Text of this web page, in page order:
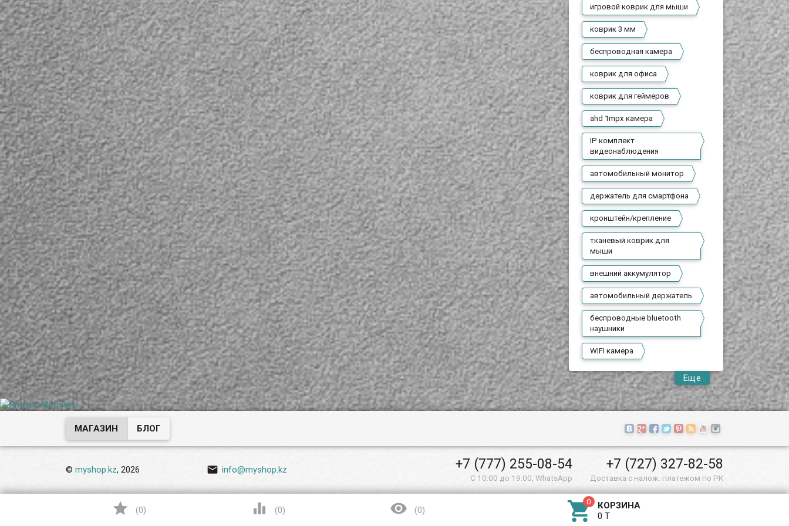
игровой коврик для мыши
коврик 3 мм
беспроводная камера
коврик для офиса
коврик для геймеров
ahd 1mpx камера
IP комплект
видеонаблюдения
автомобильный монитор
держатель для смартфона
кронштейн/крепление
тканевый коврик для
мыши
внешний аккумулятор
автомобильный держатель
беспроводные bluetooth
наушники
WIFI камера
Еще
видеорегистраторы,
портативные DVD
проигрыватели,
автомобильные мониторы
и т.д) в штатное гнездо
автомобильного
прикуривателя.
Расширитель
прикуривателя так же
оснащен двумя USB
портами с выходным
напряжением 5V/1000мА
для подзарядки
всевозможных гаджетов
(мобильный телефон,
смартфон, игровые
консоли, mp3/mp4 плееры,
планшеты и т.д.) и
световым индикатором
для USB портов.
Максимальная
выдаваемая мощность
автомобильного тройника
составляет 120W (кроме
USB портов).
видеорегистраторы,
портативные DVD
проигрыватели,
автомобильные мониторы
и т.д) в штатное гнездо
автомобильного
прикуривателя. Каждое
гнездо расширителя
оснащено кнопкой
включения/выключения и
световым индикатором
для удобства
использования и большей
безопасности ваших
устройств. Если вы хотите
отключить какое-то из
устройств, не нужно
вынимать его из разъема
прикуривателя,
достаточно просто
отключить этот разъем с
кнопки. Это очень удобно и
позволяет не отвлекаться
на подключение
устройства в разъем
расширителя.
Расширитель
прикуривателя так же
оснащен двумя USB
портами с выходным
напряжением 5V/1200мА
для подзарядки
всевозможных гаджетов,
таких как мобильный
телефон, смартфон,
игровые консоли, mp3/mp4
плееры, планшеты,
электронные сигареты и
т.д.
МАГАЗИН БЛОГ
©myshop.kz, 2026  info@myshop.kz +7 (777) 255-08-54
С 10:00 до 19:00, WhatsApp
+7 (727) 327-82-58
Доставка с налож. платежом по РК
 (0)  (0)  (0)  КОРЗИНА
0 T